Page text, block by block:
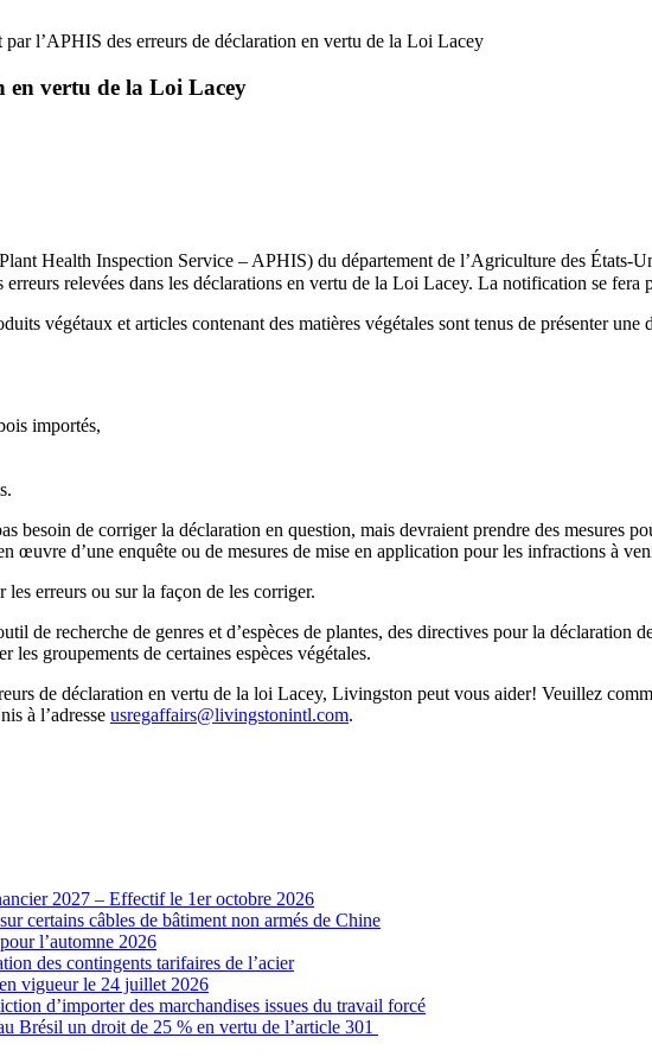
par l’APHIS des erreurs de déclaration en vertu de la Loi Lacey
en vertu de la Loi Lacey
Health Inspection Service – APHIS) du département de l’Agriculture des États-
relevées dans les déclarations en vertu de la Loi Lacey. La notification se fera
végétaux et articles contenant des matières végétales sont tenus de présenter
importés,
besoin de corriger la déclaration en question, mais devraient prendre des mesures
œuvre d’une enquête ou de mesures de mise en application pour les infractions à
erreurs ou sur la façon de les corriger.
de recherche de genres et d’espèces de plantes, des directives pour la
les groupements de certaines espèces végétales.
de déclaration en vertu de la loi Lacey, Livingston peut vous aider! Veuillez
à l’adresse usregaffairs@livingstonintl.com.
2027 – Effectif le 1er octobre 2026
certains câbles de bâtiment non armés de Chine
l’automne 2026
des contingents tarifaires de l’acier
vigueur le 24 juillet 2026
d’importer des marchandises issues du travail forcé
Brésil un droit de 25 % en vertu de l’article 301